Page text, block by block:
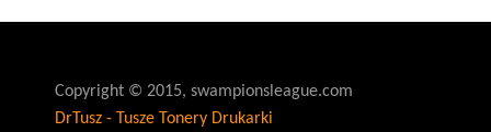
Copyright © 2015, swampionsleague.com
DrTusz - Tusze Tonery Drukarki